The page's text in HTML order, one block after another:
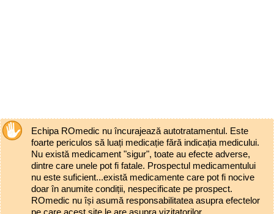
Echipa ROmedic nu încurajează autotratamentul. Este
foarte periculos să luați medicație fără indicația medicului.
Nu există medicament "sigur", toate au efecte adverse,
dintre care unele pot fi fatale. Prospectul medicamentului
nu este suficient...există medicamente care pot fi nocive
doar în anumite condiții, nespecificate pe prospect.
ROmedic nu își asumă responsabilitatea asupra efectelor
pe care acest site le are asupra vizitatorilor.